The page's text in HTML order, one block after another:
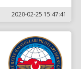
2020-02-25 15:47:41